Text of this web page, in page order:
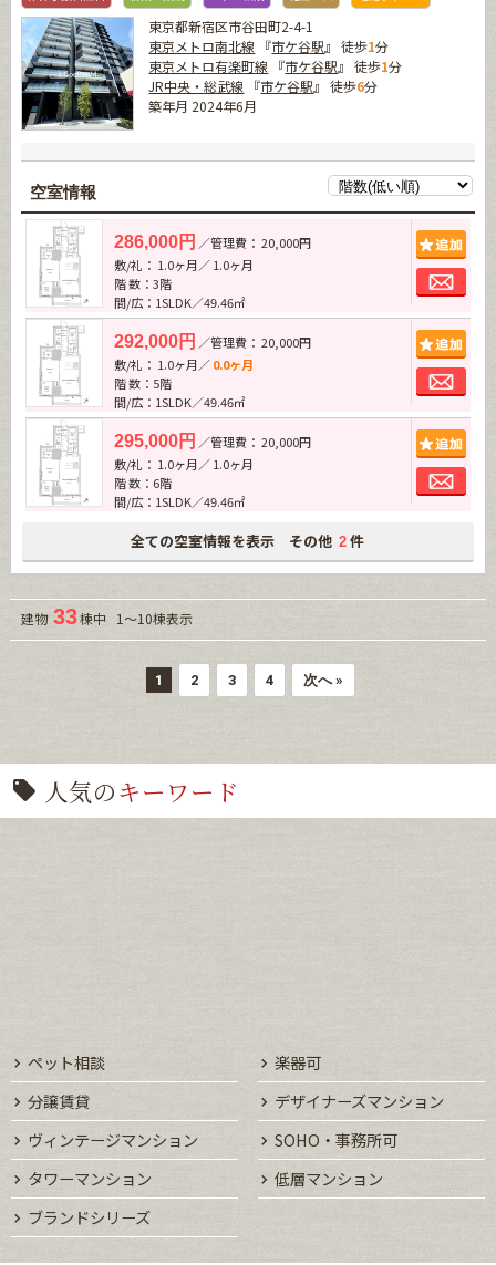
東京都新宿区市谷田町2-4-1
東京メトロ南北線 『市ケ谷駅』 徒歩1分
東京メトロ有楽町線 『市ケ谷駅』 徒歩1分
JR中央・総武線 『市ケ谷駅』 徒歩6分
築年月 2024年6月
空室情報
286,000円 ／管理費： 20,000円
敷/礼： 1.0ヶ月／ 1.0ヶ月
階 数：3階
間/広：1SLDK／49.46㎡
292,000円 ／管理費： 20,000円
敷/礼： 1.0ヶ月／0.0ヶ月
階 数：5階
間/広：1SLDK／49.46㎡
295,000円 ／管理費： 20,000円
敷/礼： 1.0ヶ月／ 1.0ヶ月
階 数：6階
間/広：1SLDK／49.46㎡
全ての空室情報を表示 その他 2 件
建物 33棟中 1～10棟表示
1 2 3 4 次へ »
人気のキーワード
ペット相談
楽器可
分譲賃貸
デザイナーズマンション
ヴィンテージマンション
SOHO・事務所可
タワーマンション
低層マンション
ブランドシリーズ